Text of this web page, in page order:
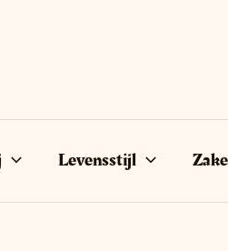
Levensstijl